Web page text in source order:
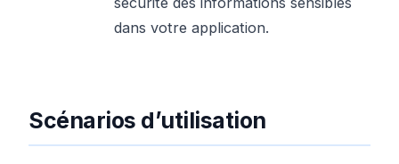
dans votre application.
Scénarios d’utilisation